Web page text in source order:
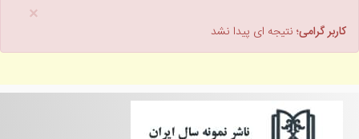
×
کاربر گرامی؛ نتیجه ای پیدا نشد